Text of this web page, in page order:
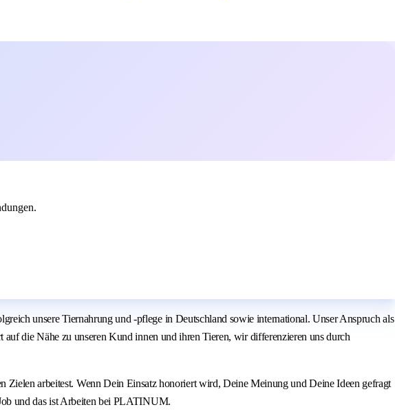
unsere Tiernahrung und -pflege in Deutschland sowie international. Unser Anspruch als
die Nähe zu unseren Kund innen und ihren Tieren, wir differenzieren uns durch
arbeitest. Wenn Dein Einsatz honoriert wird, Deine Meinung und Deine Ideen gefragt
und das ist Arbeiten bei PLATINUM.